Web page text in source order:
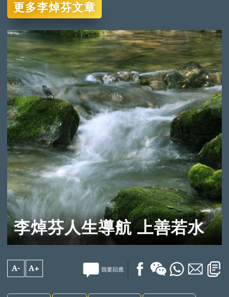
更多李焯芬文章
李焯芬人生導航 上善若水
A- A+ 我要回應